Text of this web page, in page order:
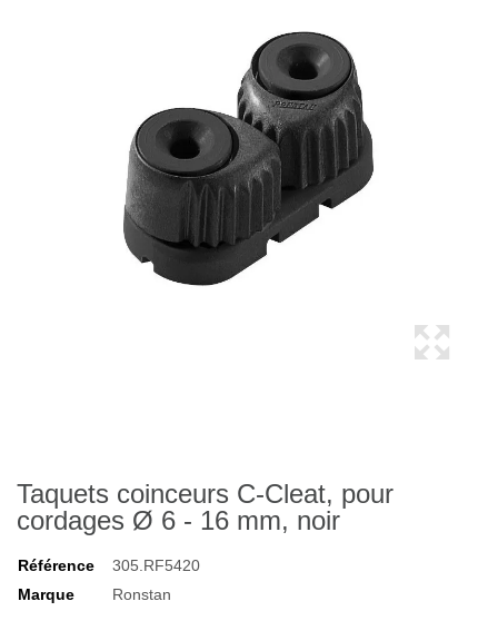
Taquets coinceurs C-Cleat, pour
cordages Ø 6 - 16 mm, noir
Référence
305.RF5420
Marque
Ronstan